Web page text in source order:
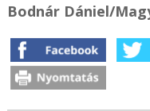
Bodnár Dániel/